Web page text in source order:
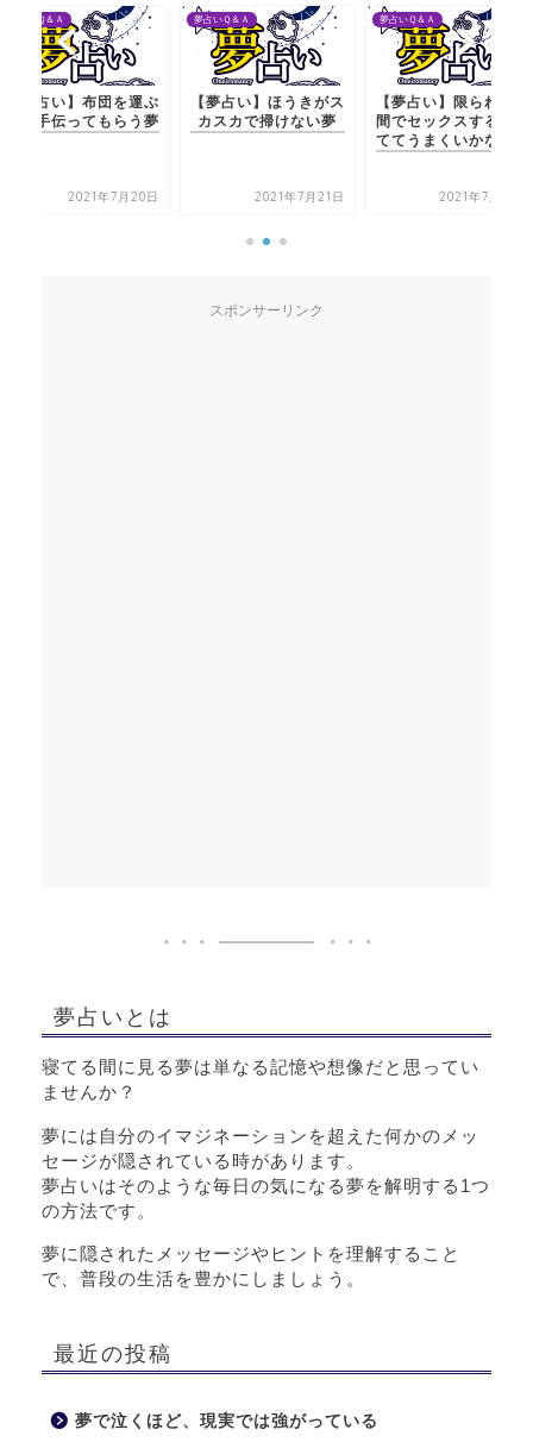
夢占いＱ＆Ａ
【夢占い】布団を運ぶ
のを手伝ってもらう夢
2021年7月20日
夢占いＱ＆Ａ
【夢占い】ほうきがス
カスカで掃けない夢
2021年7月21日
夢占いＱ＆Ａ
【夢占い】限られた時
間でセックスするが慌
ててうまくいかない夢
2021年7月20日
スポンサーリンク
夢占いとは
寝てる間に見る夢は単なる記憶や想像だと思ってい
ませんか？
夢には自分のイマジネーションを超えた何かのメッ
セージが隠されている時があります。
夢占いはそのような毎日の気になる夢を解明する1つ
の方法です。
夢に隠されたメッセージやヒントを理解すること
で、普段の生活を豊かにしましょう。
最近の投稿
夢で泣くほど、現実では強がっている